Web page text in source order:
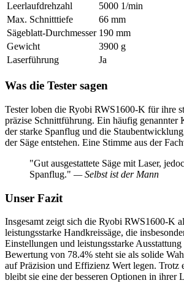
Leerlaufdrehzahl
5000 1/min
Max. Schnitttiefe
66 mm
Sägeblatt-Durchmesser 190 mm
Gewicht
3900 g
Laserführung
Ja
Was die Tester sagen
Tester loben die Ryobi RWS1600-K für ihre
präzise Schnittführung. Ein häufig genannter
der starke Spanflug und die
der Säge entstehen. Eine Stimme aus der
"Gut ausgestattete Säge mit Laser,
Spanflug." — Selbst ist der Mann
Unser Fazit
Insgesamt zeigt sich die Ryobi RWS1600-K
leistungsstarke Handkreissäge, die
Einstellungen und leistungsstarke
Bewertung von 78.4% steht sie als solide
auf Präzision und Effizienz Wert legen. Trotz
bleibt sie eine der besseren Optionen in ihrer